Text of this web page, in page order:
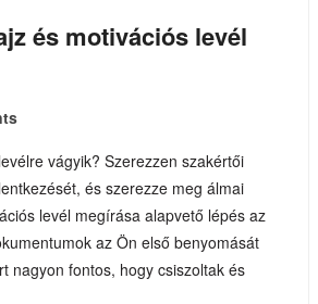
és motivációs levél
vágyik? Szerezzen szakértői
és szerezze meg álmai
levél megírása alapvető lépés az
az Ön első benyomását
nagyon fontos, hogy csiszoltak és